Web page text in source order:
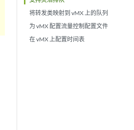
将转发类映射到 vMX 上的队列
为 vMX 配置流量控制配置文件
在 vMX 上配置时间表